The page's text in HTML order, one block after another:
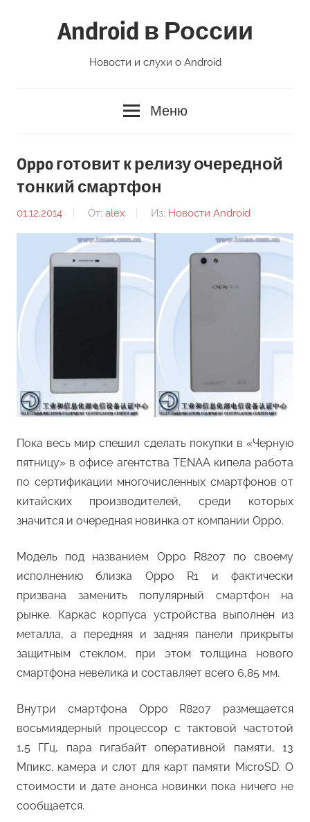
Android в России
Новости и слухи о Android
Меню
Oppo готовит к релизу очередной
тонкий смартфон
01.12.2014 От: alex Из: Новости Android
Пока весь мир спешил сделать покупки в «Черную
пятницу» в офисе агентства TENAA кипела работа
по сертификации многочисленных смартфонов от
китайских производителей, среди которых
значится и очередная новинка от компании Oppo.
Модель под названием Oppo R8207 по своему
исполнению близка Oppo R1 и фактически
призвана заменить популярный смартфон на
рынке. Каркас корпуса устройства выполнен из
металла, а передняя и задняя панели прикрыты
защитным стеклом, при этом толщина нового
смартфона невелика и составляет всего 6,85 мм.
Внутри смартфона Oppo R8207 размещается
восьмиядерный процессор с тактовой частотой
1,5 ГГц, пара гигабайт оперативной памяти, 13
Мпикс. камера и слот для карт памяти MicroSD. О
стоимости и дате анонса новинки пока ничего не
сообщается.